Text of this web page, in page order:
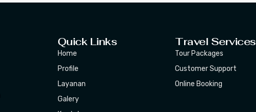
Quick Links
Home
Profile
Layanan
Galery
Travel Services
Tour Packages
Customer Support
Online Booking